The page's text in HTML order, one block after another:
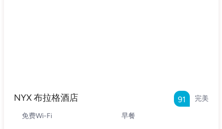
NYX 布拉格酒店 完美
91
免费Wi-Fi 早餐